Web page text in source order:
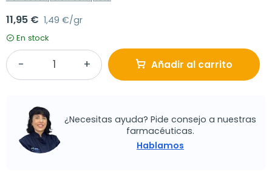
11,95 € 1,49 €/gr
En stock
Añadir al carrito
¿Necesitas ayuda? Pide consejo a nuestras
farmacéuticas.
Hablamos